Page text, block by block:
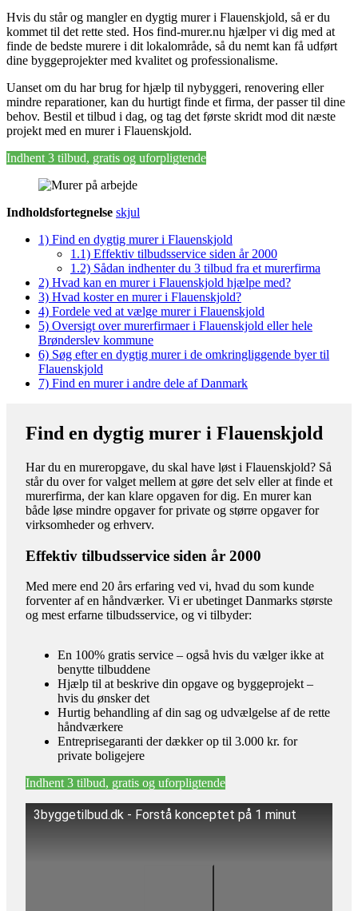
Hvis du står og mangler en dygtig murer i Flauenskjold, så er du
kommet til det rette sted. Hos find-murer.nu hjælper vi dig med at
finde de bedste murere i dit lokalområde, så du nemt kan få udført
dine byggeprojekter med kvalitet og professionalisme.
Uanset om du har brug for hjælp til nybyggeri, renovering eller
mindre reparationer, kan du hurtigt finde et firma, der passer til dine
behov. Bestil et tilbud i dag, og tag det første skridt mod dit næste
projekt med en murer i Flauenskjold.
Indhent 3 tilbud, gratis og uforpligtende
Indholdsfortegnelse skjul
1) Find en dygtig murer i Flauenskjold
1.1) Effektiv tilbudsservice siden år 2000
1.2) Sådan indhenter du 3 tilbud fra et murerfirma
2) Hvad kan en murer i Flauenskjold hjælpe med?
3) Hvad koster en murer i Flauenskjold?
4) Fordele ved at vælge murer i Flauenskjold
5) Oversigt over murerfirmaer i Flauenskjold eller hele
Brønderslev kommune
6) Søg efter en dygtig murer i de omkringliggende byer til
Flauenskjold
7) Find en murer i andre dele af Danmark
Find en dygtig murer i Flauenskjold
Har du en mureropgave, du skal have løst i Flauenskjold? Så
står du over for valget mellem at gøre det selv eller at finde et
murerfirma, der kan klare opgaven for dig. En murer kan
både løse mindre opgaver for private og større opgaver for
virksomheder og erhverv.
Effektiv tilbudsservice siden år 2000
Med mere end 20 års erfaring ved vi, hvad du som kunde
forventer af en håndværker. Vi er ubetinget Danmarks største
og mest erfarne tilbudsservice, og vi tilbyder:
En 100% gratis service – også hvis du vælger ikke at
benytte tilbuddene
Hjælp til at beskrive din opgave og byggeprojekt –
hvis du ønsker det
Hurtig behandling af din sag og udvælgelse af de rette
håndværkere
Entreprisegaranti der dækker op til 3.000 kr. for
private boligejere
Indhent 3 tilbud, gratis og uforpligtende
3byggetilbud.dk - Forstå konceptet på 1 minut